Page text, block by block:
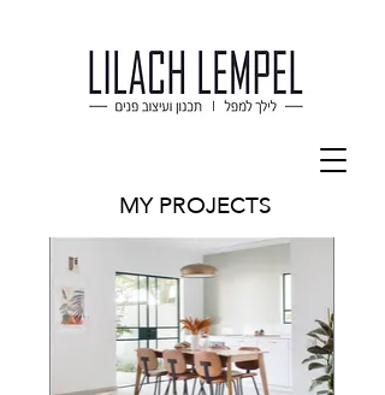
MY PROJECTS